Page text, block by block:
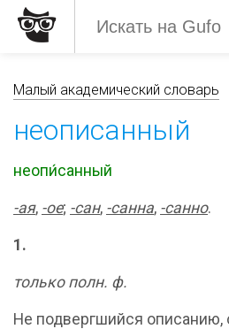
Малый академический словарь
неописанный
неопи́санный
-ая, -ое; -сан, -санна, -санно.
1.
только полн. ф.
Не подвергшийся описанию,